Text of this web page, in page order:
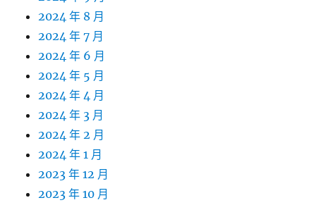
2024 年 8 月
2024 年 7 月
2024 年 6 月
2024 年 5 月
2024 年 4 月
2024 年 3 月
2024 年 2 月
2024 年 1 月
2023 年 12 月
2023 年 10 月